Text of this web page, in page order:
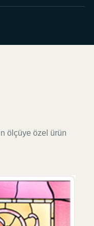
ölçüye özel ürün